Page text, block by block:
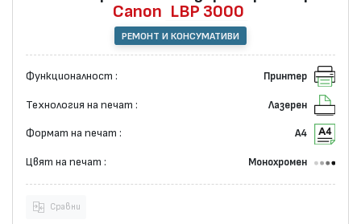
Canon LBP 3000
РЕМОНТ И КОНСУМАТИВИ
Функционалност : Принтер
Технология на печат : Лазерен
Формат на печат : А4
Цвят на печат : Монохромен
Сравни